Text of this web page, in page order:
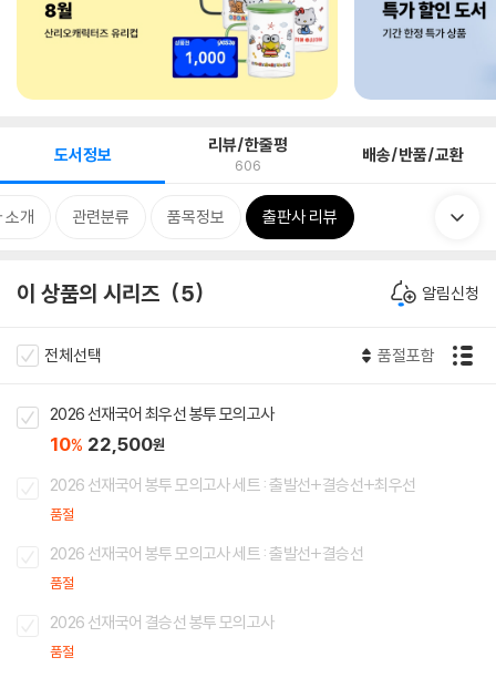
도서정보 리뷰/한줄평
606 배송/반품/교환
소개 관련분류 품목정보 출판사 리뷰
이 상품의 시리즈 5 알림신청
전체선택 품절포함
2026 선재국어 최우선 봉투 모의고사
10% 22,500원
2026 선재국어 봉투 모의고사 세트 : 출발선+결승선+최우선
품절
2026 선재국어 봉투 모의고사 세트 : 출발선+결승선
품절
2026 선재국어 결승선 봉투 모의고사
품절